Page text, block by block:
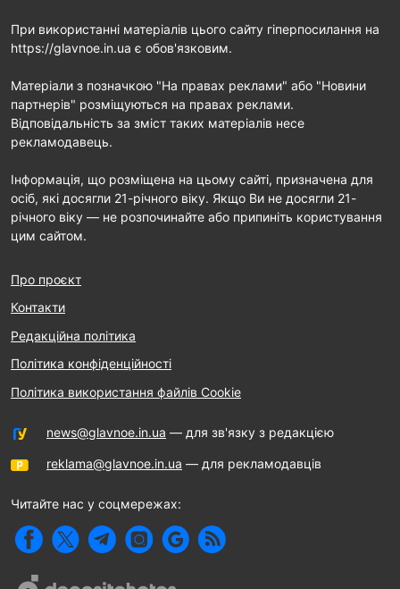
При використанні матеріалів цього сайту гіперпосилання на
https://glavnoe.in.ua є обов'язковим.
Матеріали з позначкою "На правах реклами" або "Новини
партнерів" розміщуються на правах реклами.
Відповідальність за зміст таких матеріалів несе
рекламодавець.
Інформація, що розміщена на цьому сайті, призначена для
осіб, які досягли 21-річного віку. Якщо Ви не досягли 21-
річного віку — не розпочинайте або припиніть користування
цим сайтом.
Про проєкт
Контакти
Редакційна політика
Політика конфіденційності
Політика використання файлів Cookie
news@glavnoe.in.ua — для зв'язку з редакцією
reklama@glavnoe.in.ua — для рекламодавців
Читайте нас у соцмережах: